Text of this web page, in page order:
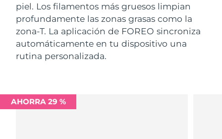
piel. Los filamentos más gruesos limpian
profundamente las zonas grasas como la
zona-T. La aplicación de FOREO sincroniza
automáticamente en tu dispositivo una
rutina personalizada.
AHORRA 29 %